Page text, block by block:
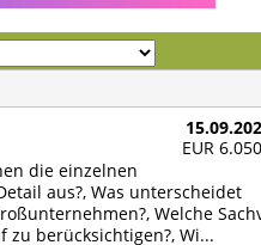
EUR
die ein­zel­nen
aus?, Was un­ter­schei­det
Wel­che
zu be­rück­sich­ti­gen?, Wi...